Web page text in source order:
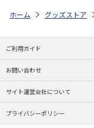
ホーム グッズストア
ご利用ガイド
お問い合わせ
サイト運営会社について
プライバシーポリシー